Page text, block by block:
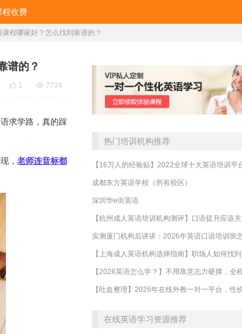
程收费
程哪家好？怎么找到靠谱的？
谱的？
 1  7734
求学路，真的踩
， 老师连音标都
热门培训机构推荐
成都东方英语学校（所有校区）
深圳华e街英语
在线英语学习资源推荐